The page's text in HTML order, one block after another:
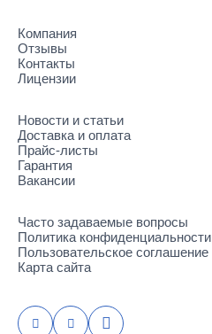
Компания
Отзывы
Контакты
Лицензии
Новости и статьи
Доставка и оплата
Прайс-листы
Гарантия
Вакансии
Часто задаваемые вопросы
Политика конфиденциальности
Пользовательское соглашение
Карта сайта